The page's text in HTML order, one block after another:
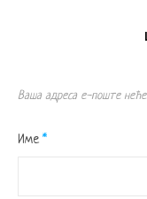
Ваша адреса е-поште
Име *